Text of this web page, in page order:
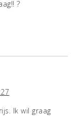
?
Ik wil graag